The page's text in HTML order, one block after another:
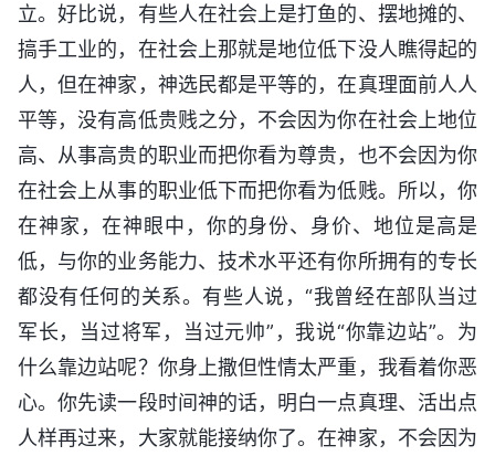
立。好比说，有些人在社会上是打鱼的、摆地摊的、
搞手工业的，在社会上那就是地位低下没人瞧得起的
人，但在神家，神选民都是平等的，在真理面前人人
平等，没有高低贵贱之分，不会因为你在社会上地位
高、从事高贵的职业而把你看为尊贵，也不会因为你
在社会上从事的职业低下而把你看为低贱。所以，你
在神家，在神眼中，你的身份、身价、地位是高是
低，与你的业务能力、技术水平还有你所拥有的专长
都没有任何的关系。有些人说，“我曾经在部队当过
军长，当过将军，当过元帅”，我说“你靠边站”。为
什么靠边站呢？你身上撒但性情太严重，我看着你恶
心。你先读一段时间神的话，明白一点真理、活出点
人样再过来，大家就能接纳你了。在神家，不会因为